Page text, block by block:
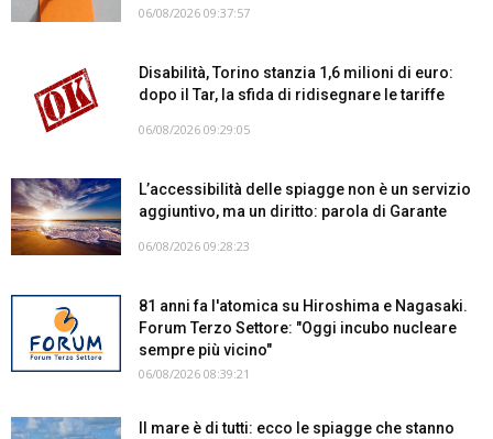
06/08/2026 09:37:57
Disabilità, Torino stanzia 1,6 milioni di euro:
dopo il Tar, la sfida di ridisegnare le tariffe
06/08/2026 09:29:05
L’accessibilità delle spiagge non è un servizio
aggiuntivo, ma un diritto: parola di Garante
06/08/2026 09:28:23
81 anni fa l'atomica su Hiroshima e Nagasaki.
Forum Terzo Settore: "Oggi incubo nucleare
sempre più vicino"
06/08/2026 08:39:21
Il mare è di tutti: ecco le spiagge che stanno